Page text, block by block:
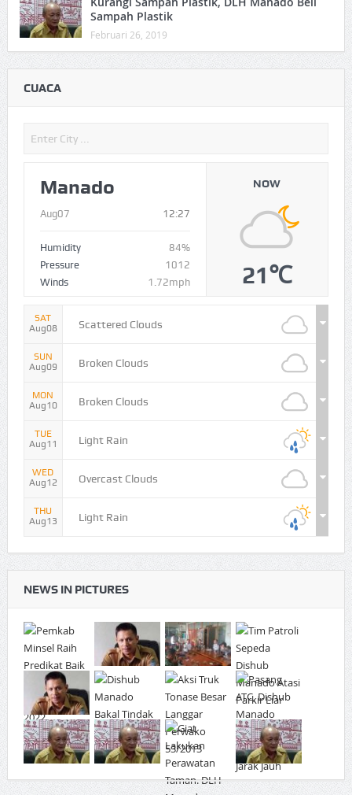
Sampah Plastik
Februari 26, 2019
CUACA
Manado
Aug07 12:27
Humidity
84%
Pressure
1012
Winds
1.72mph
NOW
21℃
SAT
Aug08
Scattered Clouds
SUN
Aug09
Broken Clouds
MON
Aug10
Broken Clouds
TUE
Aug11
Light Rain
WED
Aug12
Overcast Clouds
THU
Aug13
Light Rain
NEWS IN PICTURES